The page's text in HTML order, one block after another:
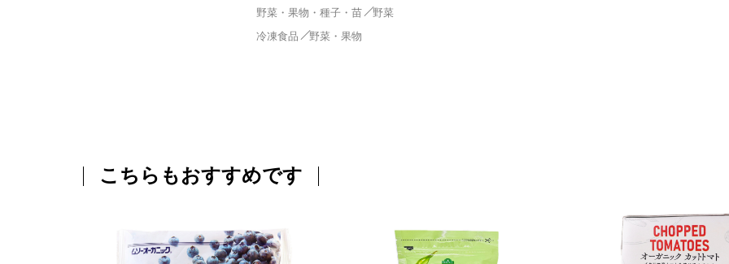
野菜・果物・種子・苗
野菜
冷凍食品
野菜・果物
こちらもおすすめです